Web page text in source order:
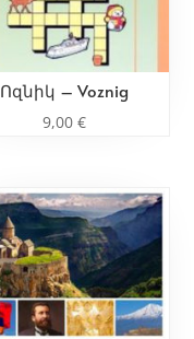
Ոզնիկ – Voznig
9,00 €